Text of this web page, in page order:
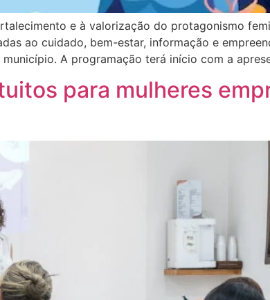
e à valorização do protagonismo
ao cuidado, bem-estar, informação e
A programação terá início com a
para mulheres